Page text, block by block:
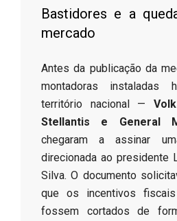
​Bastidores e a
mercado
​Antes da publicação da
montadoras instaladas
território nacional —
Stellantis e General
chegaram a assinar
direcionada ao presidente
Silva. O documento
que os incentivos
fossem cortados de